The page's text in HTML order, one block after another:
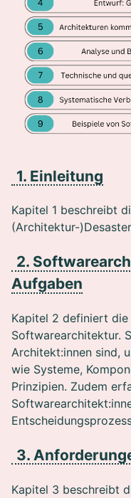
1. Einleitung
Kapitel 1 beschreibt
(Architektur-
2.
Aufgaben
Kapitel 2 definiert die
Softwarearchitektur.
Architekt:innen sind,
wie Systeme,
Prinzipien. Zudem
3.
Kapitel 3 beschreibt